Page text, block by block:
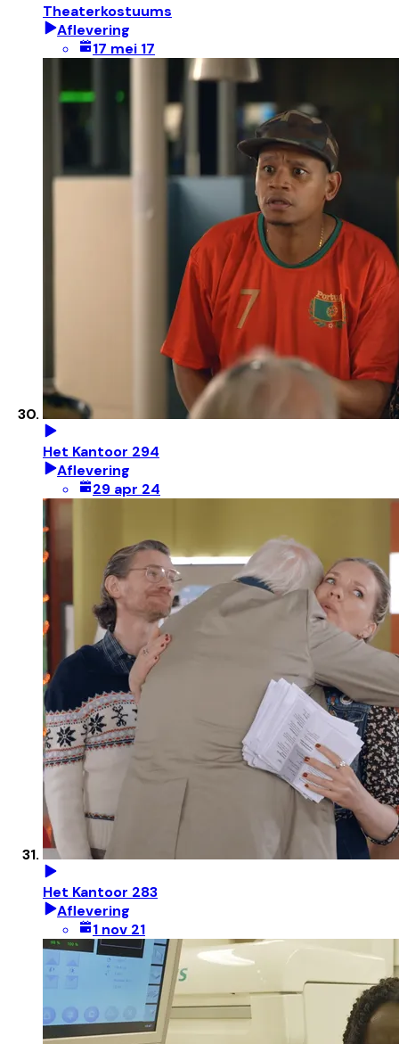
Theaterkostuums
Aflevering
17 mei 17
Het Kantoor 294
Aflevering
29 apr 24
Het Kantoor 283
Aflevering
1 nov 21